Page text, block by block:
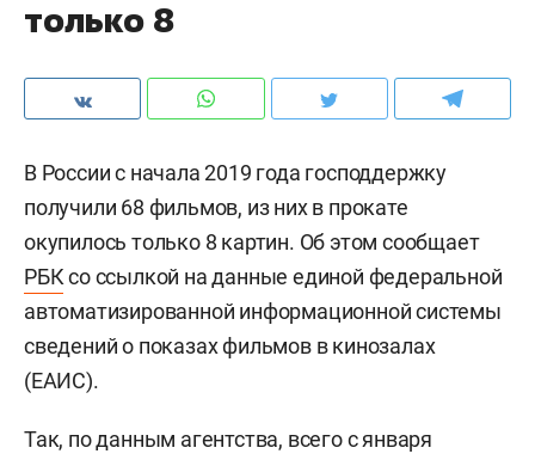
только 8
В России с начала 2019 года господдержку
получили 68 фильмов, из них в прокате
окупилось только 8 картин. Об этом сообщает
РБКсо ссылкой на данные единой федеральной
автоматизированной информационной системы
сведений о показах фильмов в кинозалах
(ЕАИС).
Так, по данным агентства, всего с января